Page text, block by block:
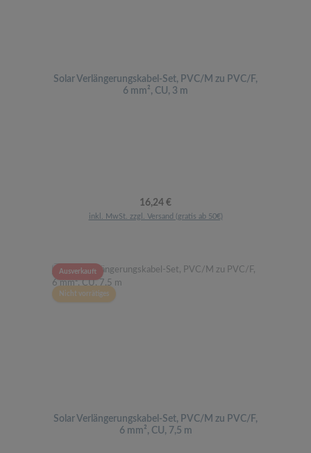
Solar Verlängerungskabel-Set, PVC/M zu PVC/F,
6 mm², CU, 3 m
Regulärer Preis:
16,24 €
inkl. MwSt. zzgl. Versand (gratis ab 50€)
Ausverkauft
Nicht vorrätiges
Solar Verlängerungskabel-Set, PVC/M zu PVC/F,
6 mm², CU, 7,5 m